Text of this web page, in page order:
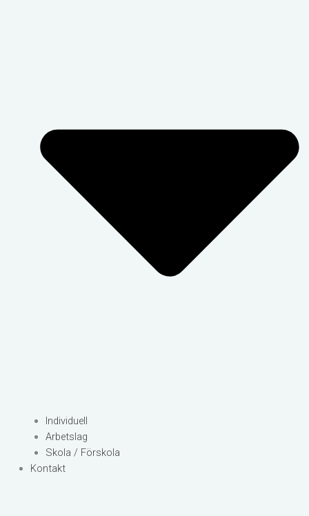
Individuell
Arbetslag
Skola / Förskola
Kontakt